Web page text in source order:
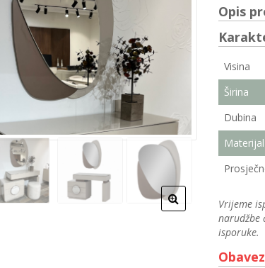
Opis
Visina
Širina
Dubina
Materijal
Vrijeme
narudžbe
isporuke.